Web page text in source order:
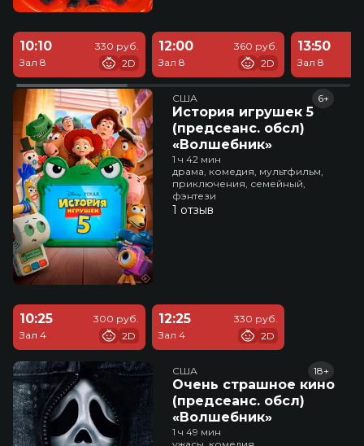
10:10
Зал 8
330 руб.
2D
12:00
Зал 8
360 руб.
2D
13:50
Зал 8
США
История игрушек 5
(предсеанс. обсл)
«Волшебник»
6+
1 ч 42 мин
драма, комедия, мультфильм,
приключения, семейный,
фэнтези
1 отзыв
10:25
Зал 4
300 руб.
2D
12:25
Зал 4
330 руб.
2D
США
Очень страшное кино
(предсеанс. обсл)
«Волшебник»
18+
1 ч 49 мин
ужасы, комедия